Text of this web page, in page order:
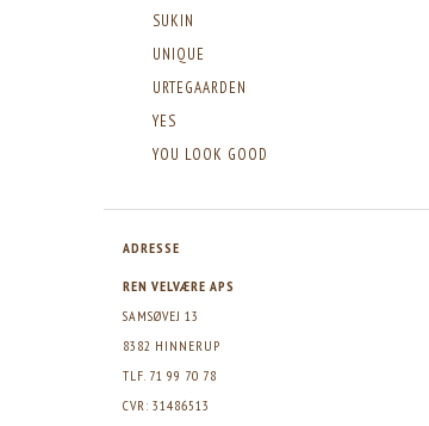
SUKIN
UNIQUE
URTEGAARDEN
YES
YOU LOOK GOOD
ADRESSE
REN VELVÆRE APS
SAMSØVEJ 13
8382 HINNERUP
TLF. 71 99 70 78
CVR: 31486513